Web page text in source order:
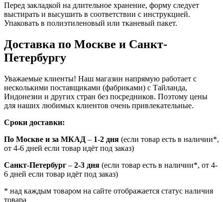
Перед закладкой на длительное хранение, форму следует
выстирать и высушить в соответствии с инструкцией.
Упаковать в полиэтиленовый или тканевый пакет.
Доставка по Москве и Санкт-
Петербургу
Уважаемые клиенты! Наш магазин напрямую работает с
несколькими поставщиками (фабриками) с Тайланда,
Индонезии и других стран без посредников. Поэтому цены
для наших любимых клиентов очень привлекательные.
Сроки доставки:
По Москве и за МКАД – 1-2 дня (если товар есть в наличии*,
от 4-6 дней если товар идёт под заказ)
Санкт-Петербург – 2-3 дня (если товар есть в наличии*, от 4-
6 дней если товар идёт под заказ)
* над каждым товаром на сайте отображается статус наличия
товара